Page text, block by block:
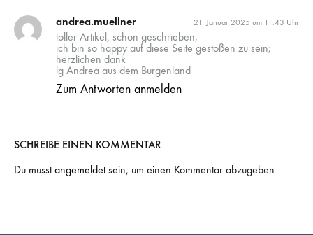
andrea.muellner 21. Januar 2025 um 11:43 Uhr
toller Artikel, schön geschrieben;
ich bin so happy auf diese Seite gestoßen zu sein;
herzlichen dank
lg Andrea aus dem Burgenland
Zum Antworten anmelden
SCHREIBE EINEN KOMMENTAR
Du musstangemeldetsein, um einen Kommentar abzugeben.